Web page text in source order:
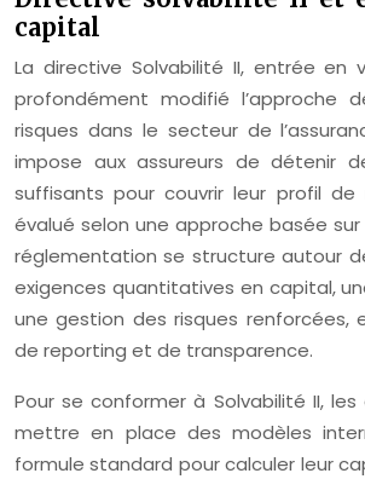
capital
La directive Solvabilité II, entrée en
profondément modifié l’approche
risques dans le secteur de
impose aux assureurs de détenir
suffisants pour couvrir leur profil de
évalué selon une approche basée
réglementation se structure autour
exigences quantitatives en capital,
une gestion des risques renforcées,
de reporting et de transparence.
Pour se conformer à Solvabilité II, les
mettre en place des modèles
formule standard pour calculer leur